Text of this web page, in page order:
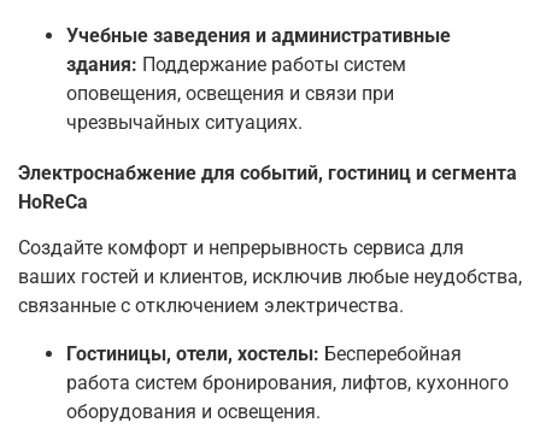
Учебные заведения и административные
здания: Поддержание работы систем
оповещения, освещения и связи при
чрезвычайных ситуациях.
Электроснабжение для событий, гостиниц и сегмента
HoReCa
Создайте комфорт и непрерывность сервиса для
ваших гостей и клиентов, исключив любые неудобства,
связанные с отключением электричества.
Гостиницы, отели, хостелы: Бесперебойная
работа систем бронирования, лифтов, кухонного
оборудования и освещения.